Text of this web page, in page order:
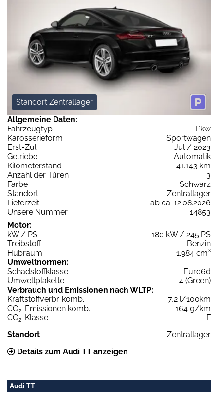
Standort Zentrallager
Allgemeine Daten:
Fahrzeugtyp
Pkw
Karosserieform
Sportwagen
Erst-Zul.
Jul / 2023
Getriebe
Automatik
Kilometerstand
41.143 km
Anzahl der Türen
3
Farbe
Schwarz
Standort
Zentrallager
Lieferzeit
ab ca. 12.08.2026
Unsere Nummer
14853
Motor:
kW / PS
180 kW / 245 PS
Treibstoff
Benzin
Hubraum
1.984 cm³
Umweltnormen:
Schadstoffklasse
Euro6d
Umweltplakette
4 (Green)
Verbrauch und Emissionen nach WLTP:
Kraftstoffverbr. komb.
7,2 l/100km
CO2-Emissionen komb.
164 g/km
CO2-Klasse
F
Standort
Zentrallager
Details zum Audi TT anzeigen
Audi TT